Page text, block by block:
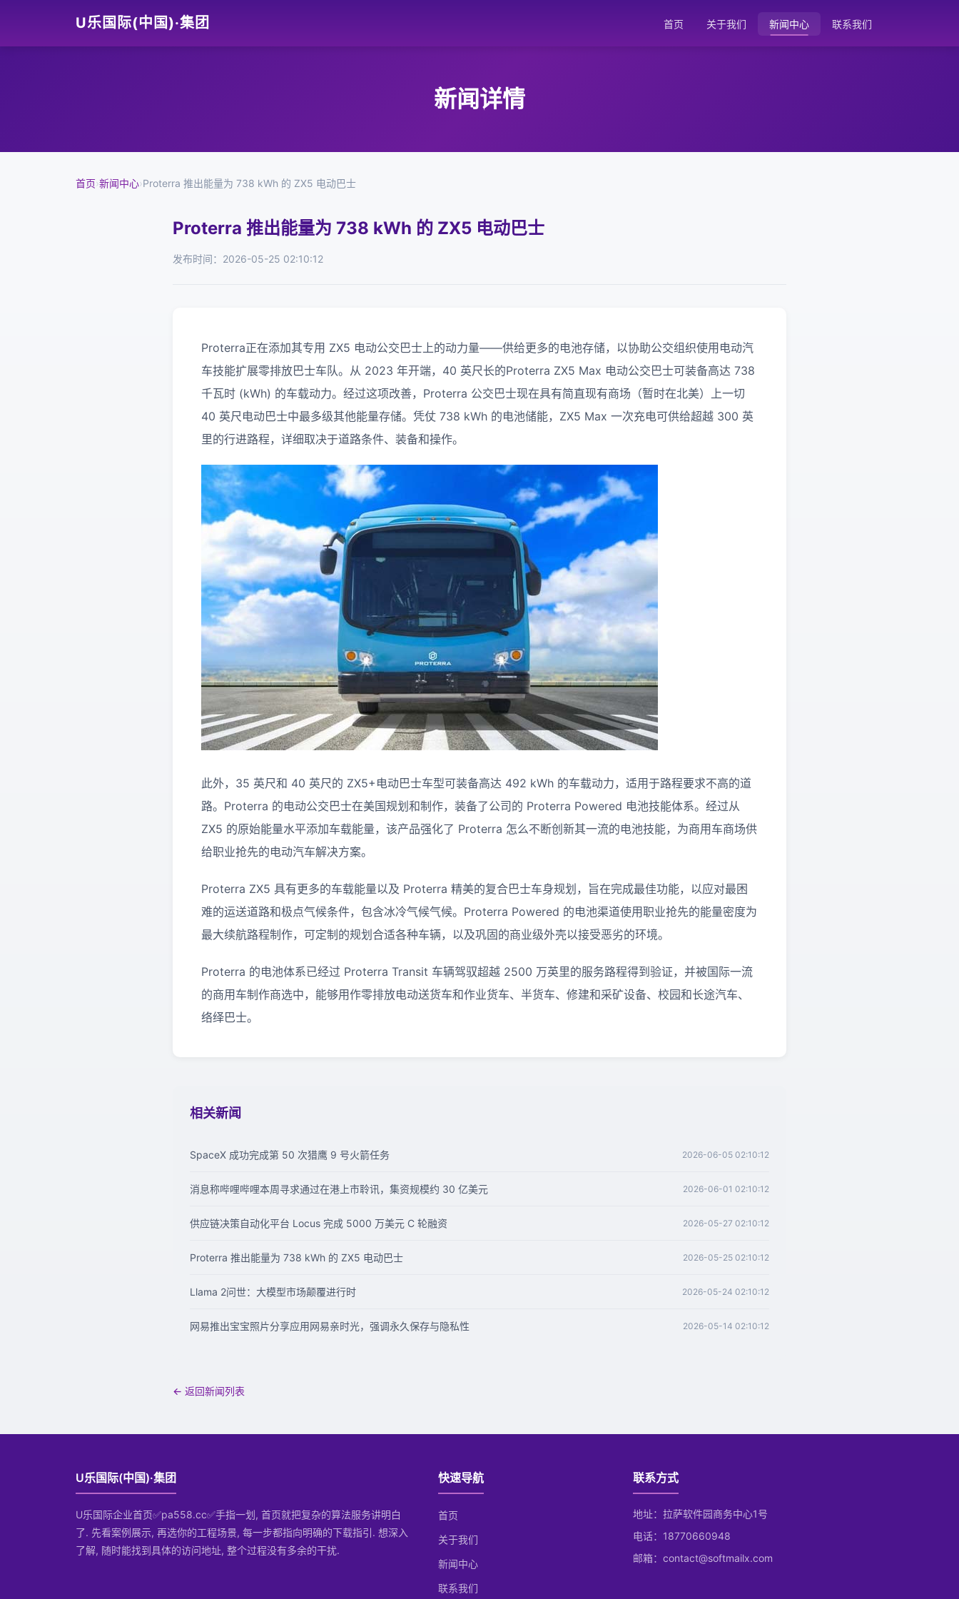
U乐国际(中国)·集团 首页 关于我们 新闻中心 联系我们
新闻详情
首页›新闻中心›Proterra 推出能量为 738 kWh 的 ZX5 电动巴士
Proterra 推出能量为 738 kWh 的 ZX5 电动巴士
发布时间：2026-05-25 02:10:12
Proterra正在添加其专用 ZX5 电动公交巴士上的动力量——供给更多的电池存储，以协助公交组织使用电动汽
车技能扩展零排放巴士车队。从 2023 年开端，40 英尺长的Proterra ZX5 Max 电动公交巴士可装备高达 738
千瓦时 (kWh) 的车载动力。经过这项改善，Proterra 公交巴士现在具有简直现有商场（暂时在北美）上一切
40 英尺电动巴士中最多级其他能量存储。凭仗 738 kWh 的电池储能，ZX5 Max 一次充电可供给超越 300 英
里的行进路程，详细取决于道路条件、装备和操作。
此外，35 英尺和 40 英尺的 ZX5+电动巴士车型可装备高达 492 kWh 的车载动力，适用于路程要求不高的道
路。Proterra 的电动公交巴士在美国规划和制作，装备了公司的 Proterra Powered 电池技能体系。经过从
ZX5 的原始能量水平添加车载能量，该产品强化了 Proterra 怎么不断创新其一流的电池技能，为商用车商场供
给职业抢先的电动汽车解决方案。
Proterra ZX5 具有更多的车载能量以及 Proterra 精美的复合巴士车身规划，旨在完成最佳功能，以应对最困
难的运送道路和极点气候条件，包含冰冷气候气候。Proterra Powered 的电池渠道使用职业抢先的能量密度为
最大续航路程制作，可定制的规划合适各种车辆，以及巩固的商业级外壳以接受恶劣的环境。
Proterra 的电池体系已经过 Proterra Transit 车辆驾驭超越 2500 万英里的服务路程得到验证，并被国际一流
的商用车制作商选中，能够用作零排放电动送货车和作业货车、半货车、修建和采矿设备、校园和长途汽车、
络绎巴士。
相关新闻
SpaceX 成功完成第 50 次猎鹰 9 号火箭任务 2026-06-05 02:10:12
消息称哔哩哔哩本周寻求通过在港上市聆讯，集资规模约 30 亿美元 2026-06-01 02:10:12
供应链决策自动化平台 Locus 完成 5000 万美元 C 轮融资 2026-05-27 02:10:12
Proterra 推出能量为 738 kWh 的 ZX5 电动巴士 2026-05-25 02:10:12
Llama 2问世：大模型市场颠覆进行时 2026-05-24 02:10:12
网易推出宝宝照片分享应用网易亲时光，强调永久保存与隐私性 2026-05-14 02:10:12
← 返回新闻列表
U乐国际(中国)·集团
U乐国际企业首页✅pa558.cc✅手指一划, 首页就把复杂的算法服务讲明白
了. 先看案例展示, 再选你的工程场景, 每一步都指向明确的下载指引. 想深入
了解, 随时能找到具体的访问地址, 整个过程没有多余的干扰.
快速导航
首页
关于我们
新闻中心
联系我们
联系方式
地址：拉萨软件园商务中心1号
电话：18770660948
邮箱：contact@softmailx.com